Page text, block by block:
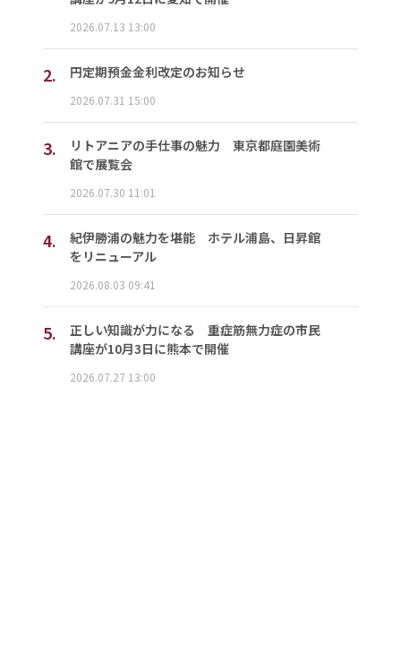
2026.07.13 13:00
2. 円定期預金金利改定のお知らせ
2026.07.31 15:00
3.
リトアニアの手仕事の魅力 東京都庭園美術
館で展覧会
2026.07.30 11:01
4.
紀伊勝浦の魅力を堪能 ホテル浦島、日昇館
をリニューアル
2026.08.03 09:41
5.
正しい知識が力になる 重症筋無力症の市民
講座が10月3日に熊本で開催
2026.07.27 13:00